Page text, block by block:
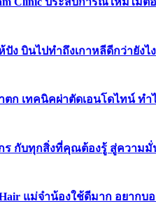
ง บินไปทำถึงเกาหลีดีกว่ายังไง
ตก เทคนิคผ่าตัดเอนโดไทน์ ท
ร กับทุกสิ่งที่คุณต้องรู้ สู่ความมั่
Hair แม่จ๋าน้องใช้ดีมาก อยากบ